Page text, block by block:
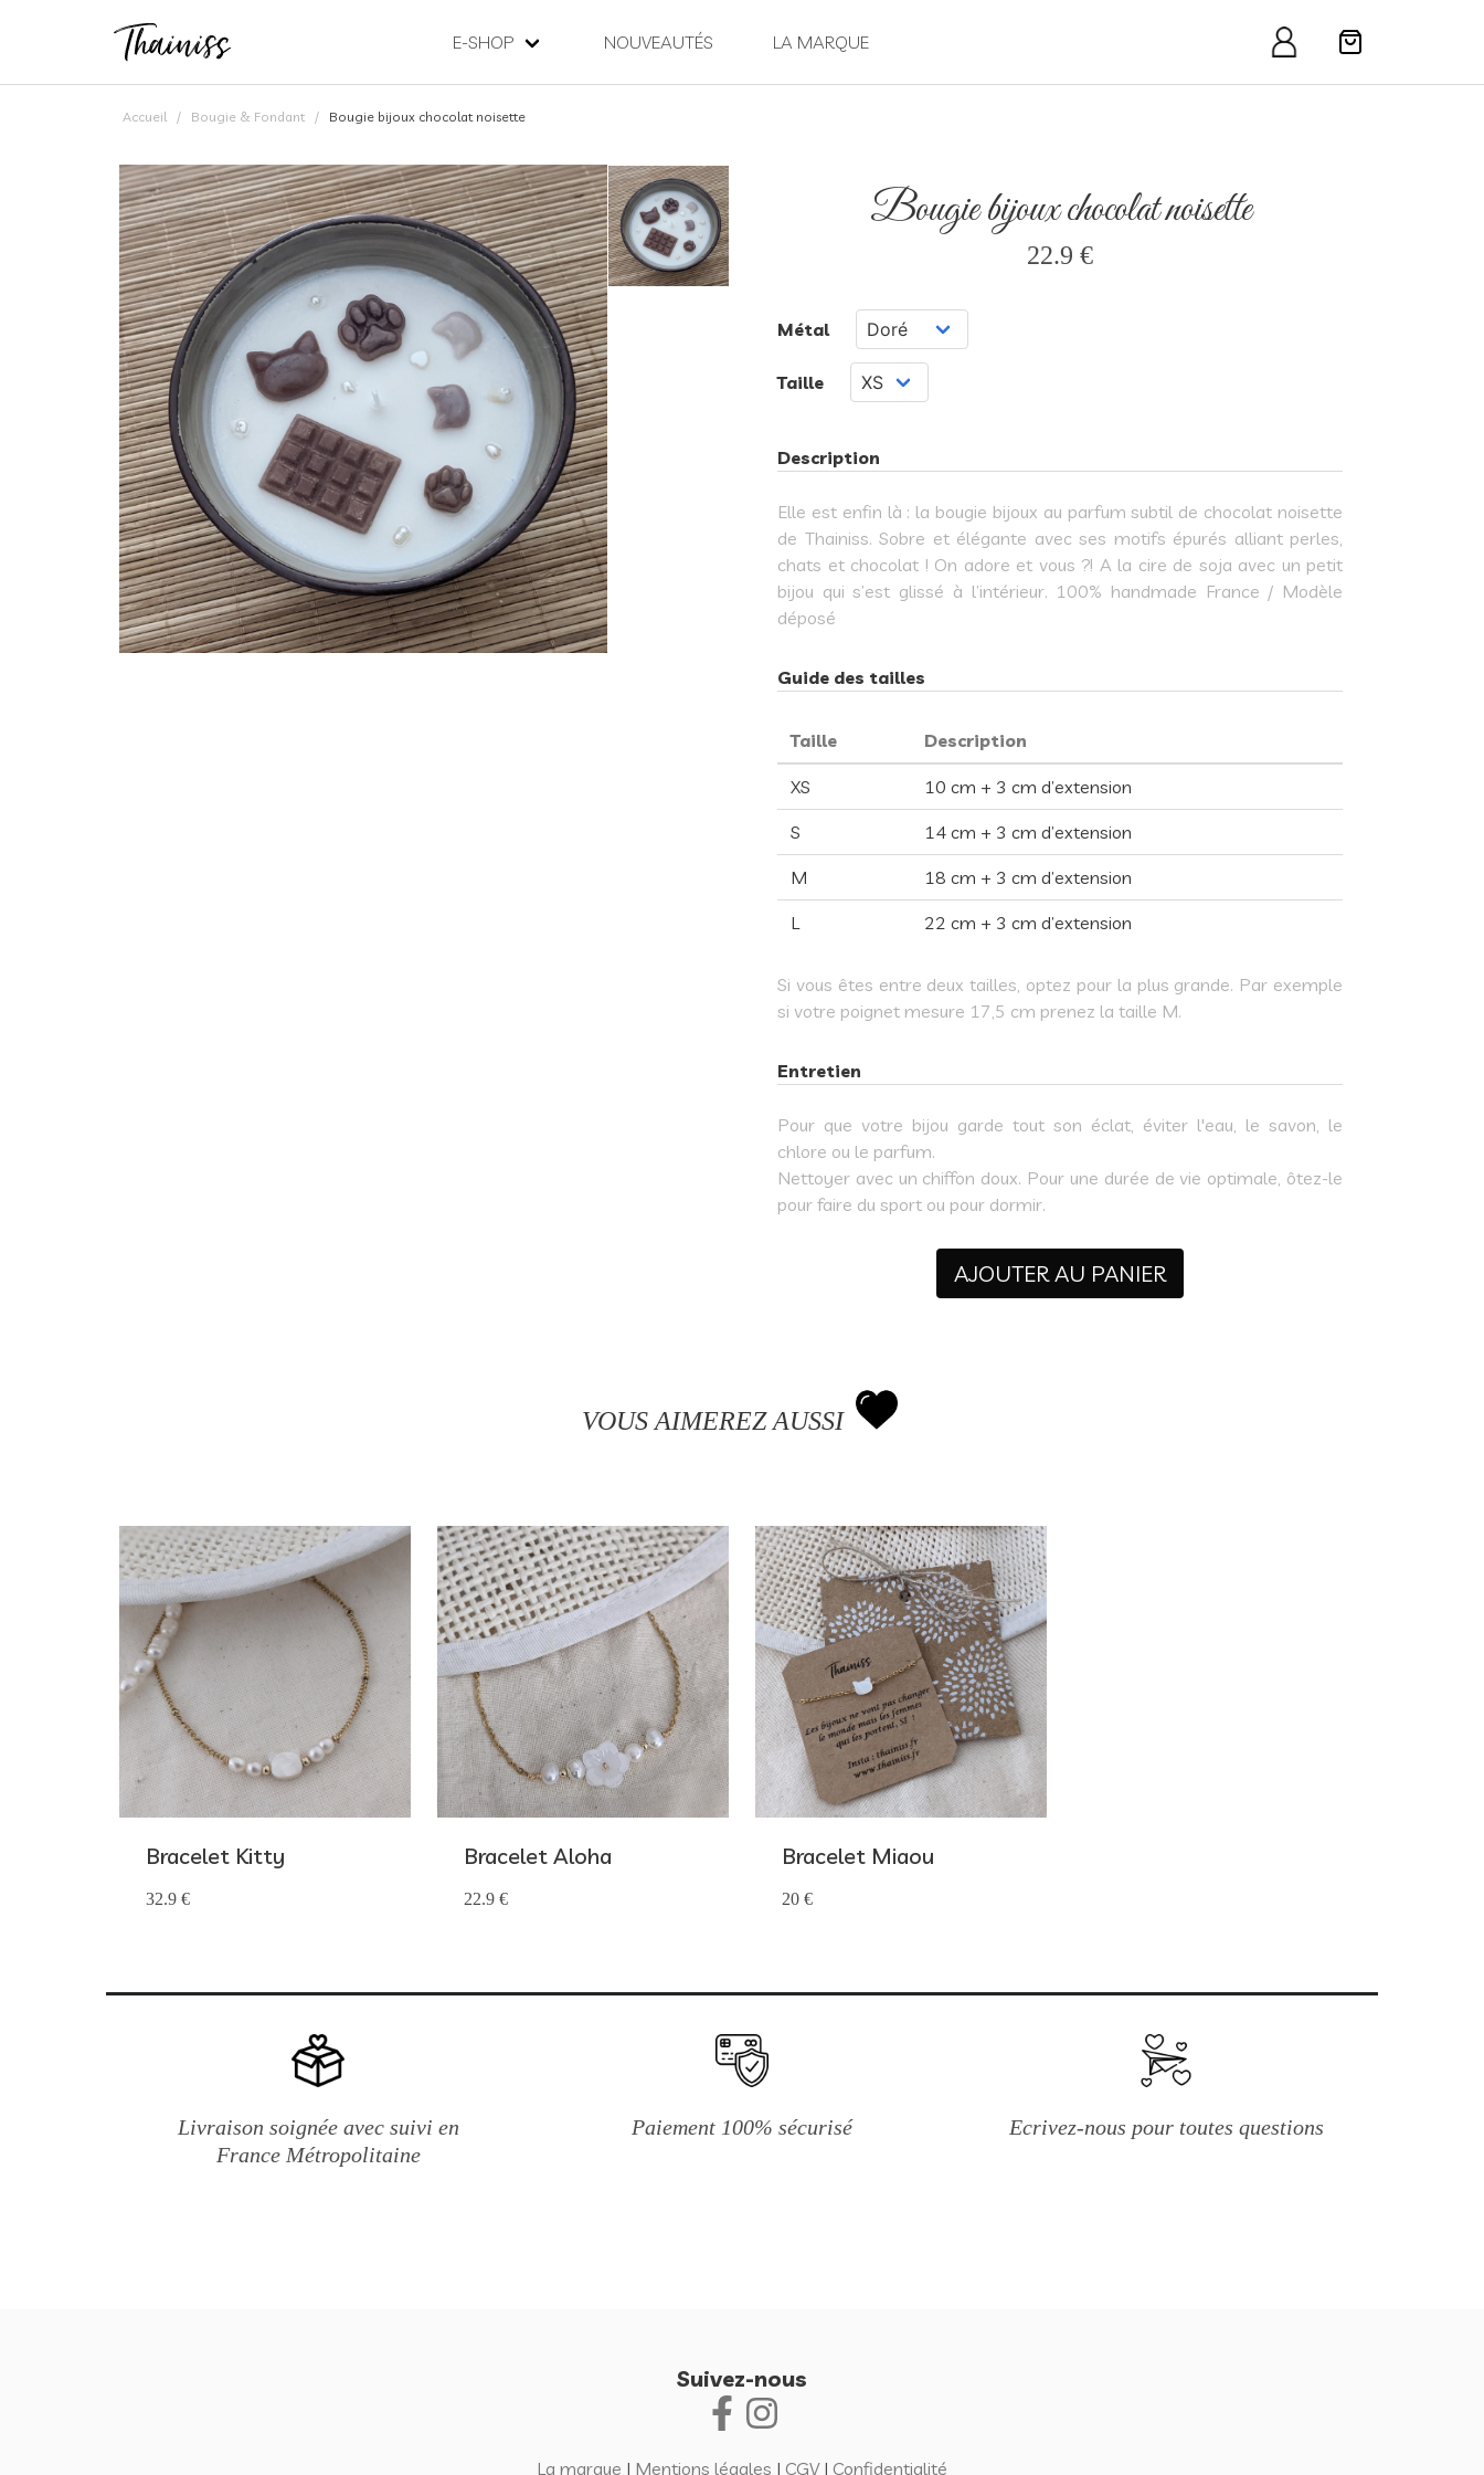
E-SHOP NOUVEAUTÉS LA MARQUE
Accueil Bougie & Fondant Bougie bijoux chocolat noisette
Bougie bijoux chocolat noisette
22.9 €
Métal
Taille
Description
Elle est enfin là : la bougie bijoux au parfum subtil de chocolat noisette
de Thainiss. Sobre et élégante avec ses motifs épurés alliant perles,
chats et chocolat ! On adore et vous ?! A la cire de soja avec un petit
bijou qui s’est glissé à l’intérieur. 100% handmade France / Modèle
déposé
Guide des tailles
Taille Description
XS 10 cm + 3 cm d’extension
S 14 cm + 3 cm d’extension
M 18 cm + 3 cm d’extension
L 22 cm + 3 cm d’extension
Si vous êtes entre deux tailles, optez pour la plus grande. Par exemple
si votre poignet mesure 17,5 cm prenez la taille M.
Entretien
Pour que votre bijou garde tout son éclat, éviter l'eau, le savon, le
chlore ou le parfum.
Nettoyer avec un chiffon doux. Pour une durée de vie optimale, ôtez-le
pour faire du sport ou pour dormir.
AJOUTER AU PANIER
VOUS AIMEREZ AUSSI
Bracelet Kitty
32.9 €
Bracelet Aloha
22.9 €
Bracelet Miaou
20 €
Livraison soignée avec suivi en
France Métropolitaine
Paiement 100% sécurisé Ecrivez-nous pour toutes questions
Suivez-nous
La marque | Mentions légales | CGV| Confidentialité